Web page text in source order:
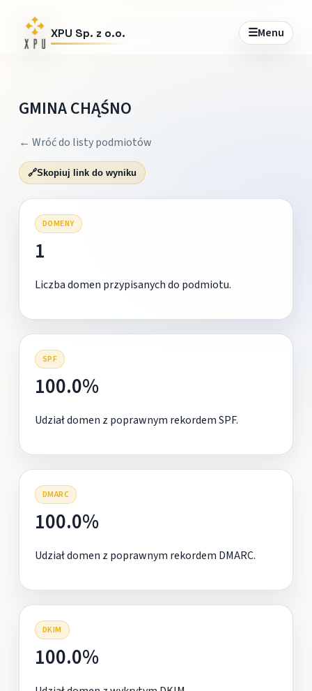
XPU Sp. z o.o. ☰Menu
GMINA CHĄŚNO
← Wróć do listy podmiotów
🔗Skopiuj link do wyniku
DOMENY
1
Liczba domen przypisanych do podmiotu.
SPF
100.0%
Udział domen z poprawnym rekordem SPF.
DMARC
100.0%
Udział domen z poprawnym rekordem DMARC.
DKIM
100.0%